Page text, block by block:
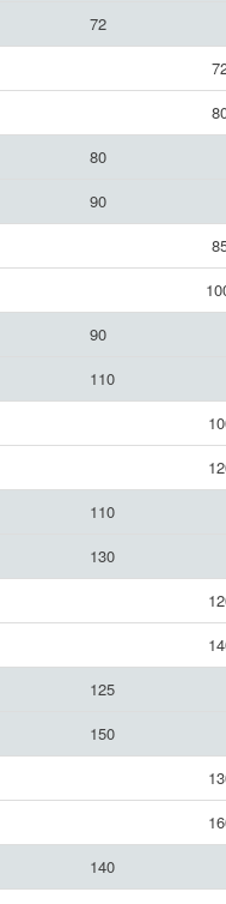
72
80
90
90
110
110
130
125
150
140